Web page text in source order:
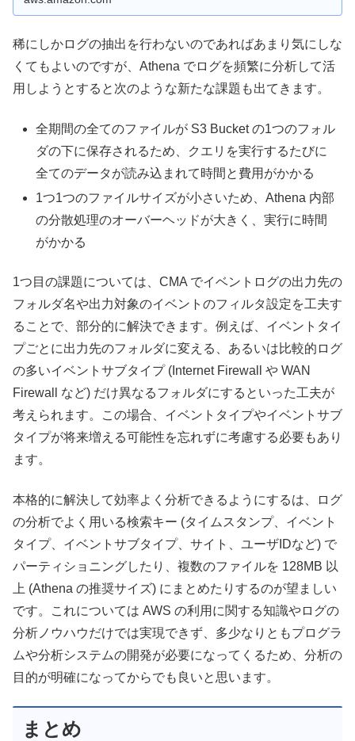
稀にしかログの抽出を行わないのであればあまり気にしな
くてもよいのですが、Athena でログを頻繁に分析して活
用しようとすると次のような新たな課題も出てきます。
全期間の全てのファイルが S3 Bucket の1つのフォル
ダの下に保存されるため、クエリを実行するたびに
全てのデータが読み込まれて時間と費用がかかる
1つ1つのファイルサイズが小さいため、Athena 内部
の分散処理のオーバーヘッドが大きく、実行に時間
がかかる
1つ目の課題については、CMA でイベントログの出力先の
フォルダ名や出力対象のイベントのフィルタ設定を工夫す
ることで、部分的に解決できます。例えば、イベントタイ
プごとに出力先のフォルダに変える、あるいは比較的ログ
の多いイベントサブタイプ (Internet Firewall や WAN
Firewall など) だけ異なるフォルダにするといった工夫が
考えられます。この場合、イベントタイプやイベントサブ
タイプが将来増える可能性を忘れずに考慮する必要もあり
ます。
本格的に解決して効率よく分析できるようにするは、ログ
の分析でよく用いる検索キー (タイムスタンプ、イベント
タイプ、イベントサブタイプ、サイト、ユーザIDなど) で
パーティショニングしたり、複数のファイルを 128MB 以
上 (Athena の推奨サイズ) にまとめたりするのが望ましい
です。これについては AWS の利用に関する知識やログの
分析ノウハウだけでは実現できず、多少なりともプログラ
ムや分析システムの開発が必要になってくるため、分析の
目的が明確になってからでも良いと思います。
まとめ